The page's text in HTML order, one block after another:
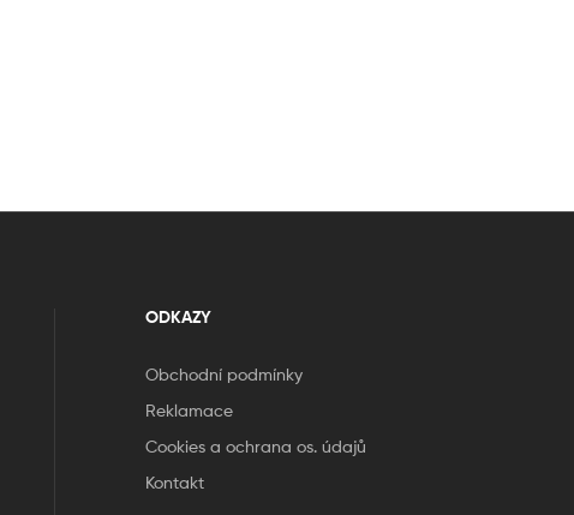
ODKAZY
Obchodní podmínky
Reklamace
Cookies a ochrana os. údajů
Kontakt